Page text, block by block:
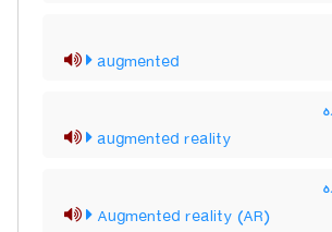
augmented
augmented reality
Augmented reality (AR)